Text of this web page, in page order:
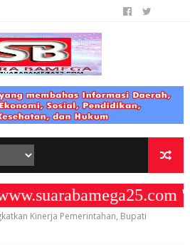
"
Kinerja Pemerintahan, Bupati